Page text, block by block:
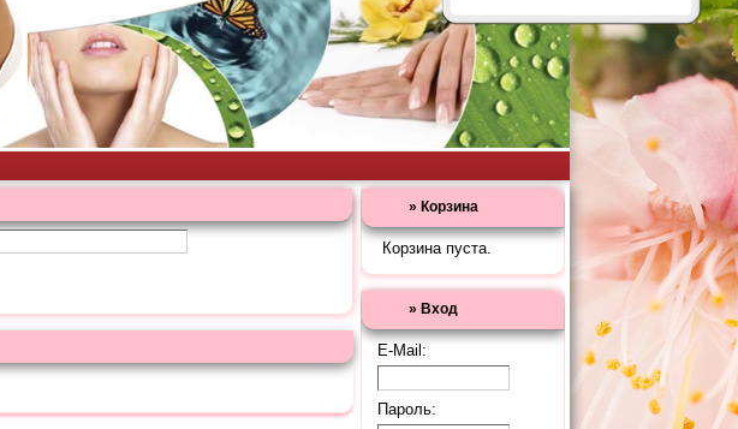
» Корзина
Корзина пуста.
» Вход
E-Mail:
Пароль: